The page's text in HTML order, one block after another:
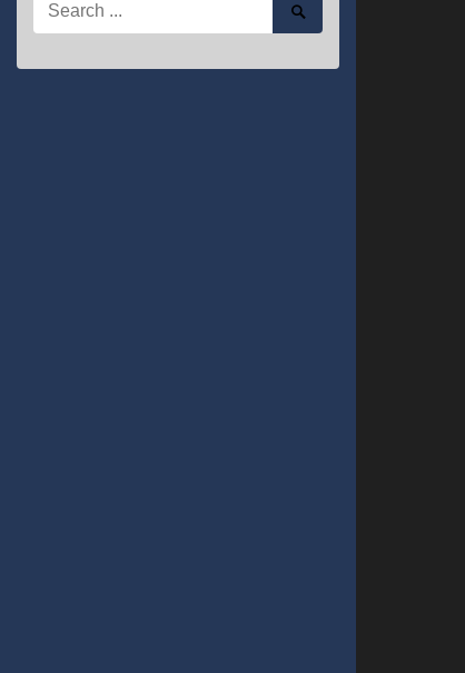
for:
Search
Submit